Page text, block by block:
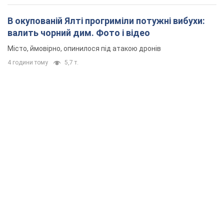
В окупованій Ялті прогриміли потужні вибухи:
валить чорний дим. Фото і відео
Місто, ймовірно, опинилося під атакою дронів
4 години тому 5,7 т.